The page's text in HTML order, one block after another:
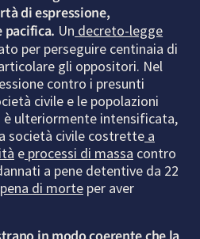
di espressione,
pacifica. Un decreto-legge
per perseguire centinaia di
gli oppositori. Nel
contro i presunti
civile e le popolazioni
è ulteriormente intensificata,
società civile costrette a
e processi di massa contro
a pene detentive da 22
pena di morte per aver